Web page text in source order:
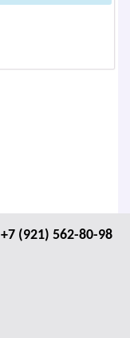
+7 (921) 562-80-98